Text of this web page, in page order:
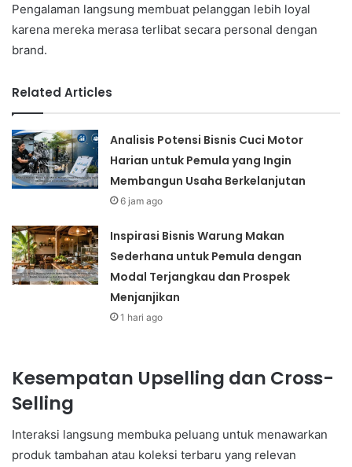
Pengalaman langsung membuat pelanggan lebih loyal
karena mereka merasa terlibat secara personal dengan
brand.
Related Articles
Analisis Potensi Bisnis Cuci Motor
Harian untuk Pemula yang Ingin
Membangun Usaha Berkelanjutan
6 jam ago
Inspirasi Bisnis Warung Makan
Sederhana untuk Pemula dengan
Modal Terjangkau dan Prospek
Menjanjikan
1 hari ago
Kesempatan Upselling dan Cross-
Selling
Interaksi langsung membuka peluang untuk menawarkan
produk tambahan atau koleksi terbaru yang relevan